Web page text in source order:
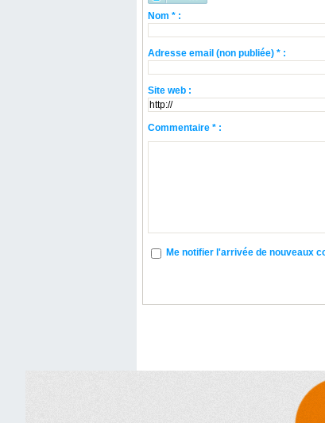
Nom * :
Adresse email (non publiée) * :
Site web :
Commentaire * :
Me notifier l'arrivée de nouveaux